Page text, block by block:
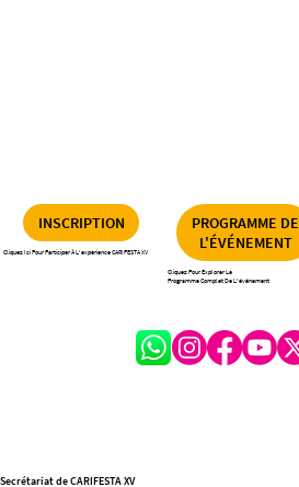
INSCRIPTION
Cliquez Ici Pour Participer À L'expérience CARIFESTA XV
PROGRAMME DE
L'ÉVÉNEMENT
Cliquez Pour Explorer Le
Programme Complet De L'événement
Secrétariat de CARIFESTA XV